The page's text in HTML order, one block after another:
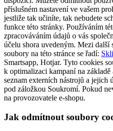
příslušném nastavení ve vašem
jestliže tak učiníte, tak nebudete
funkce této stránky. Používáním
zpracováváním údajů o vás
účelu shora uvedeným. Mezi
soubory na této stránce se řadí:
Smartsapp, Hotjar. Tyto cookies
k optimalizaci kampaní na
seznam externích nástrojů a jejich
pod záložkou Soukromí. Pokud
na provozovatele e-shopu.
Jak odmítnout soubory